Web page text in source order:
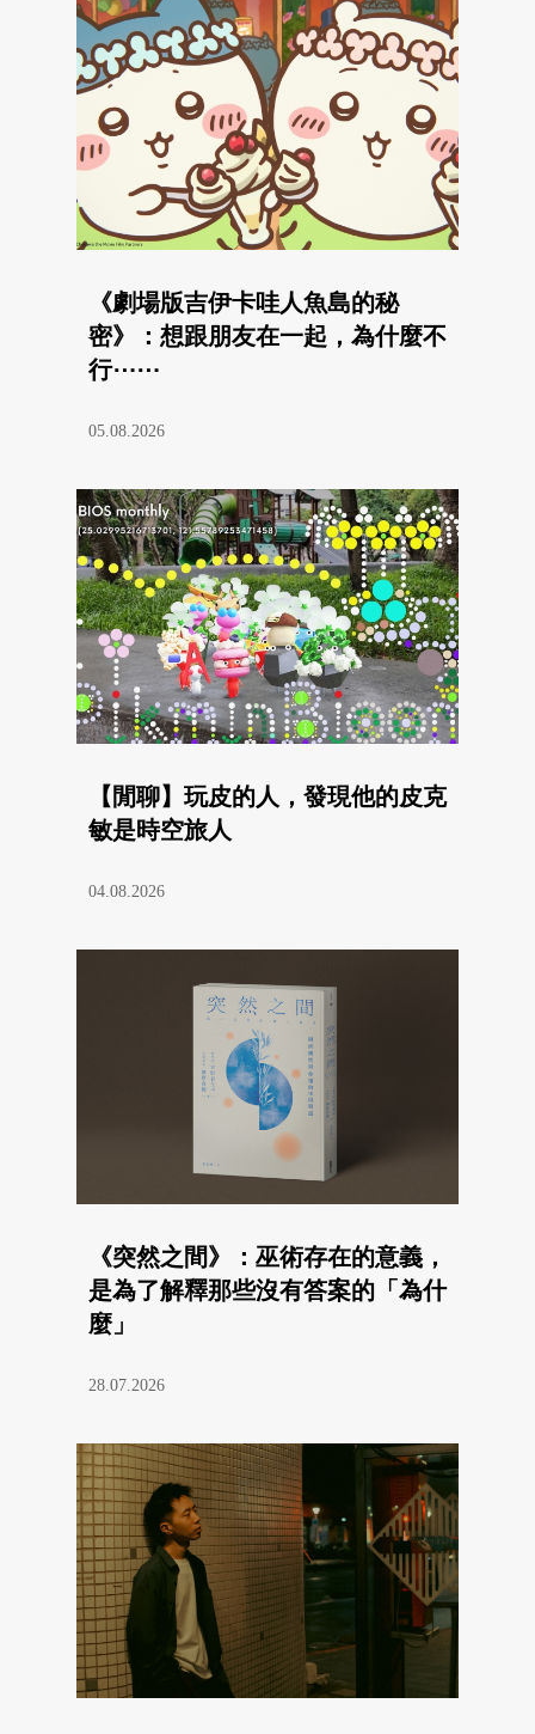
《劇場版吉伊卡哇人魚島的秘
密》：想跟朋友在一起，為什麼不
行⋯⋯
05.08.2026
【閒聊】玩皮的人，發現他的皮克
敏是時空旅人
04.08.2026
《突然之間》：巫術存在的意義，
是為了解釋那些沒有答案的「為什
麼」
28.07.2026